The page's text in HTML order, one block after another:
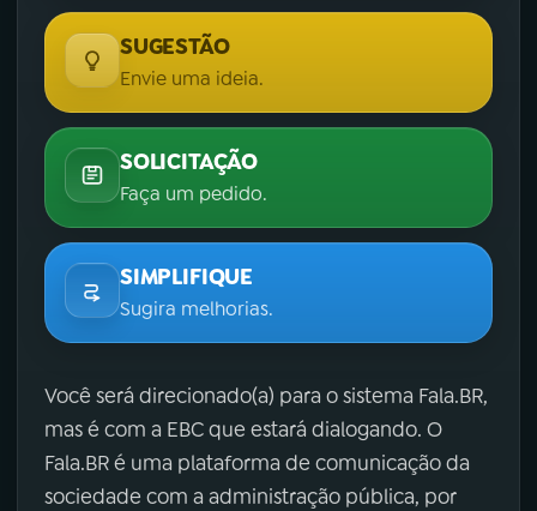
SUGESTÃO
Envie uma ideia.
SOLICITAÇÃO
Faça um pedido.
SIMPLIFIQUE
Sugira melhorias.
Você será direcionado(a) para o sistema Fala.BR,
mas é com a EBC que estará dialogando. O
Fala.BR é uma plataforma de comunicação da
sociedade com a administração pública, por